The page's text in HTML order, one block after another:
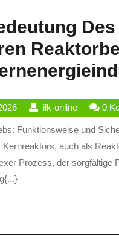
Des
01
Juni
2026
ilk-onlineilk-
online
0
Kernreaktors, auch als
Prozess, der sorgfältige